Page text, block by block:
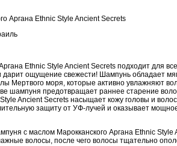
Аргана Ethnic Style Ancient Secrets
Ethnic Style Ancient Secrets подходит для
ощущение свежести! Шампунь обладает
Мертвого моря, которые активно увлажняют
шампуня предотвращает раннее старение
Ancient Secrets насыщает кожу головы и
защиту от УФ-лучей и оказывает
с маслом Марокканского Аргана Ethnic Style
волосы, после чего волосы тщательно